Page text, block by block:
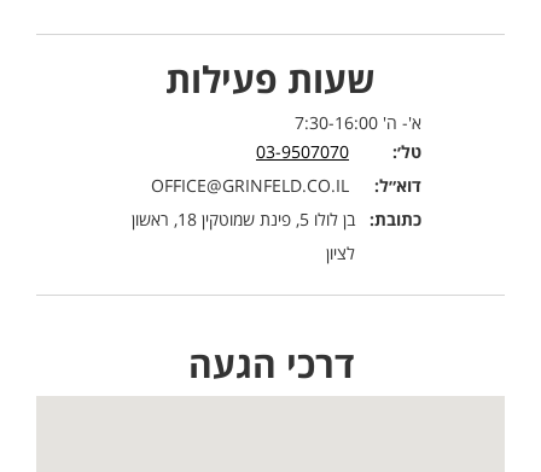
שעות פעילות
א'- ה' 7:30-16:00
טל׳:
03-9507070
דוא״ל:
OFFICE@GRINFELD.CO.IL
כתובת:
בן לולו 5, פינת שמוטקין 18, ראשון
לציון
דרכי הגעה